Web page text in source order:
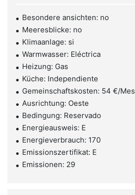
Besondere ansichten: no
Meeresblicke: no
Klimaanlage: si
Warmwasser: Eléctrica
Heizung: Gas
Küche: Independiente
Gemeinschaftskosten: 54 €/Mes
Ausrichtung: Oeste
Bedingung: Reservado
Energieausweis: E
Energieverbrauch: 170
Emissionszertifikat: E
Emissionen: 29